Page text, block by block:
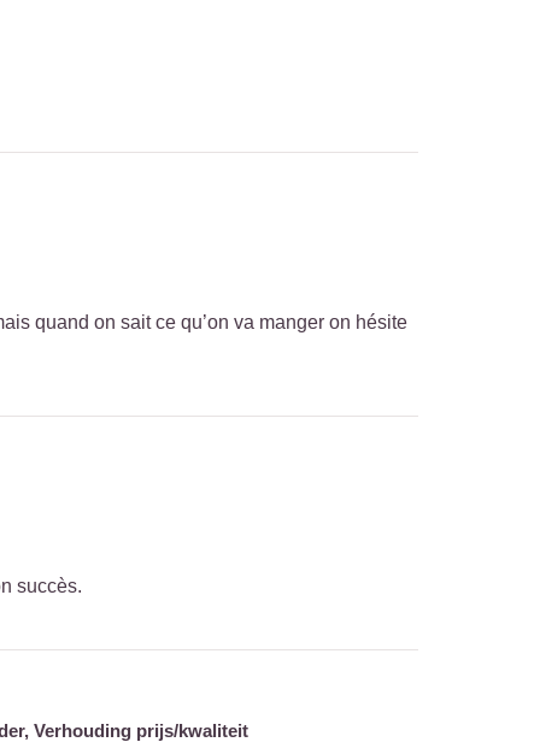
quand on sait ce qu’on va manger on hésite
succès.
Verhouding prijs/kwaliteit